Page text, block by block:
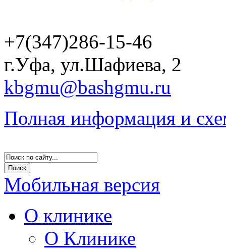
+7(347)286-15-46
г.Уфа, ул.Шафиева, 2
kbgmu@bashgmu.ru
Полная информация и
Мобильная версия
О клинике
О Клинике